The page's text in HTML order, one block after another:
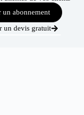
un abonnement
un devis gratuit